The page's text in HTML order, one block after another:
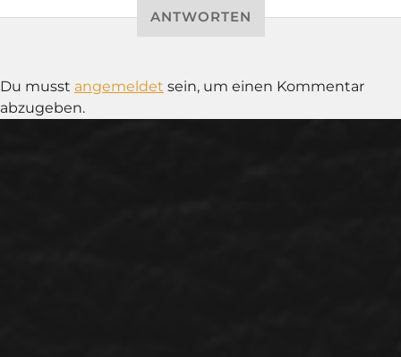
ANTWORTEN
Du musst angemeldet sein, um einen Kommentar
abzugeben.